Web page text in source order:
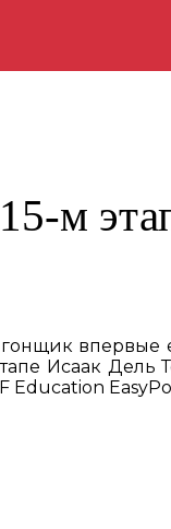
м
впервые
Исаак Дель
Education